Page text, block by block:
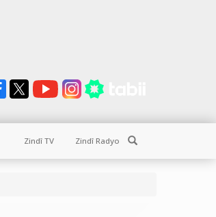
Zindî TV Zindî Radyo